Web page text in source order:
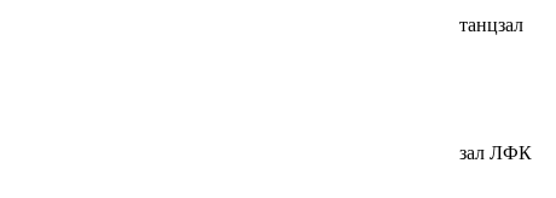
танцзал
зал ЛФК